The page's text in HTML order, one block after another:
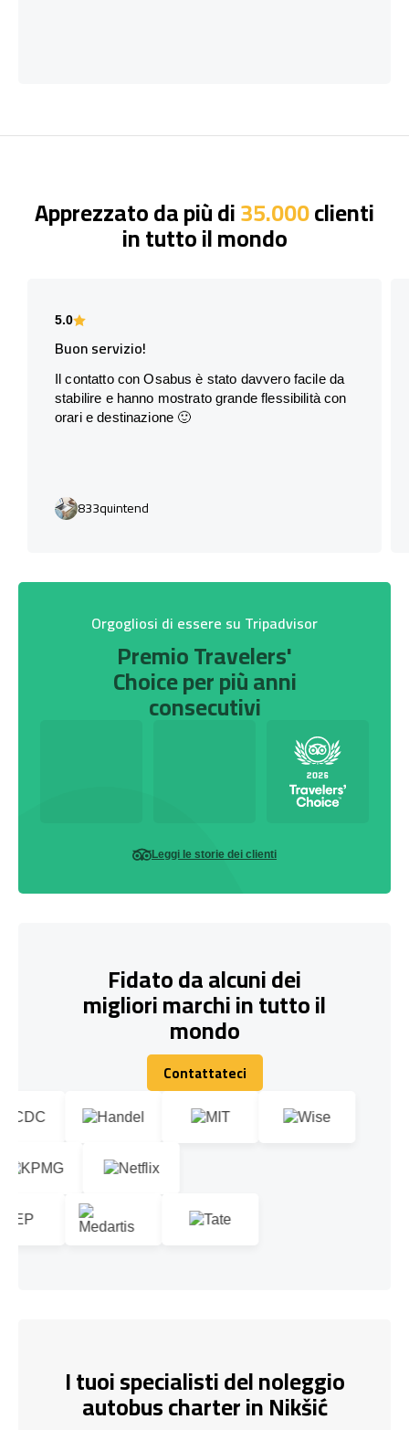
Apprezzato da più di35.000clienti
in tutto il mondo
5.0
Buon servizio!
Il contatto con Osabus è stato davvero facile da
stabilire e hanno mostrato grande flessibilità con
orari e destinazione 🙂
833quintend
Orgogliosi di essere su Tripadvisor
Premio Travelers'
Choice per più anni
consecutivi
Leggi le storie dei clienti
Fidato da alcuni dei
migliori marchi in tutto il
mondo
Contattateci
Contattateci
I tuoi specialisti del noleggio
autobus charter in Nikšić